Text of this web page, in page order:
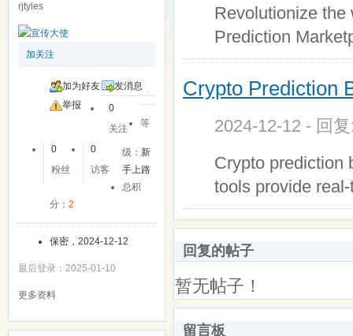
rjtyles
加关注
加为好友
发消息
举报
0
关注
0
粉丝
0
访客
等
级：新
手上路
总积
分： 2
保密，2024-12-12
最后登录：2025-01-10
更多资料
Revolutionize the
Prediction
Crypto Prediction
2024-12-12 - 回
Crypto prediction
tools provide
回复的帖子
暂无帖子！
留言板